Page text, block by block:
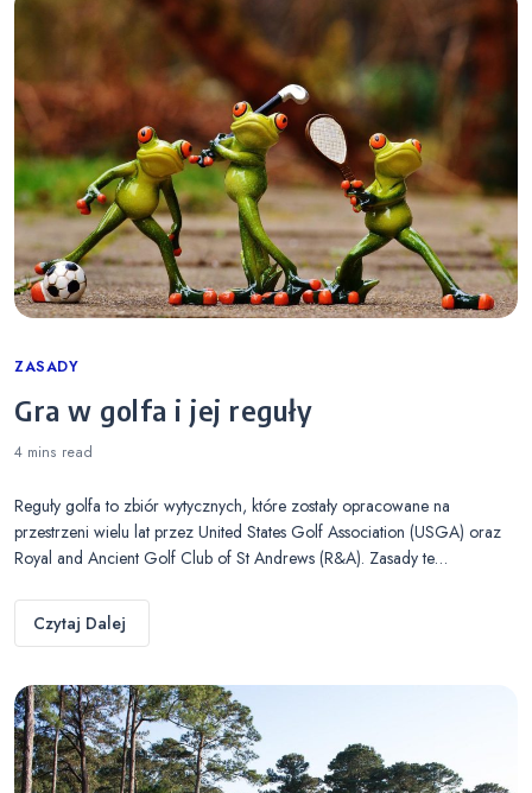
Categories
ZASADY
Gra w golfa i jej reguły
4 mins read
Reguły golfa to zbiór wytycznych, które zostały opracowane na
przestrzeni wielu lat przez United States Golf Association (USGA) oraz
Royal and Ancient Golf Club of St Andrews (R&A). Zasady te…
Czytaj Dalej